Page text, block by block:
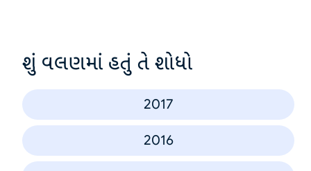
શું વલણમાં હતું તે શોધો
2017
2016